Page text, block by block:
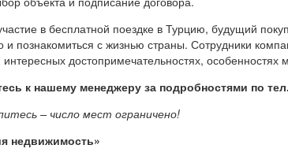
в бесплатной поездке в Турцию, будущий
и познакомиться с жизнью страны. Сотрудники
достопримечательностях, особенностях
к нашему менеджеру за подробностями по
– число мест ограничено!
недвижимость»